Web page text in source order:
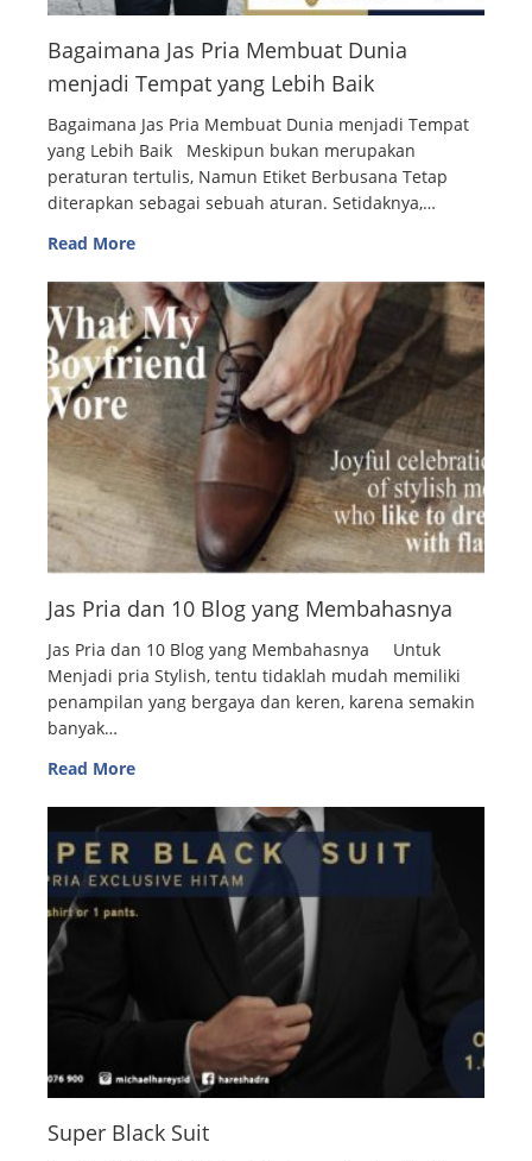
Bagaimana Jas Pria Membuat Dunia
menjadi Tempat yang Lebih Baik
Bagaimana Jas Pria Membuat Dunia menjadi Tempat
yang Lebih Baik Meskipun bukan merupakan
peraturan tertulis, Namun Etiket Berbusana Tetap
diterapkan sebagai sebuah aturan. Setidaknya,…
Read More
Jas Pria dan 10 Blog yang Membahasnya
Jas Pria dan 10 Blog yang Membahasnya Untuk
Menjadi pria Stylish, tentu tidaklah mudah memiliki
penampilan yang bergaya dan keren, karena semakin
banyak…
Read More
Super Black Suit